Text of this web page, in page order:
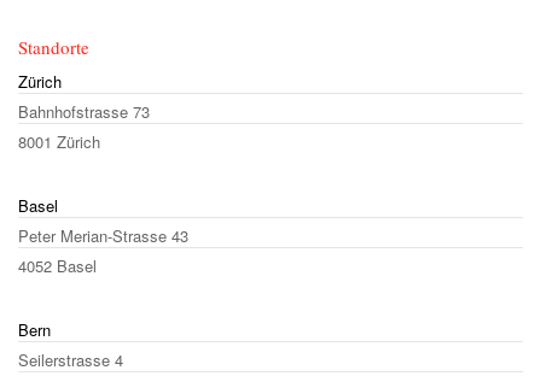
Standorte
Zürich
Bahnhofstrasse 73
8001 Zürich
Basel
Peter Merian-Strasse 43
4052 Basel
Bern
Seilerstrasse 4